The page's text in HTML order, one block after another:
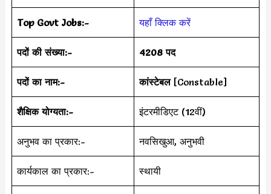
Top Govt Jobs:- यहाँ क्लिक करें
पदों की संख्या:- 4208 पद
पदों का नाम:- कांस्टेबल[Constable]
शैक्षिक योग्यता:- इंटरमीडिएट (12वीं)
अनुभव का प्रकार:- नवसिखुआ, अनुभवी
कार्यकाल का प्रकार:- स्थायी